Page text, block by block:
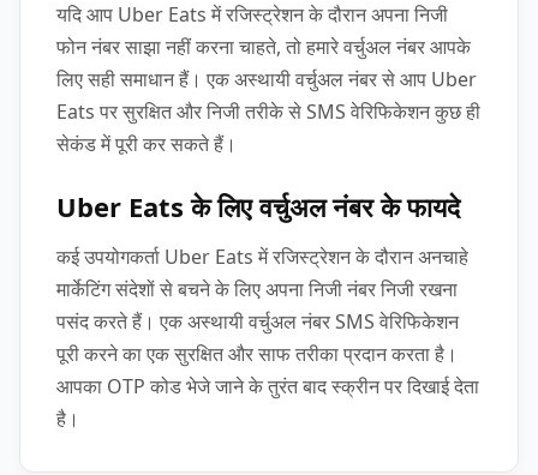
यदि आप Uber Eats में रजिस्ट्रेशन के दौरान अपना निजी
फोन नंबर साझा नहीं करना चाहते, तो हमारे वर्चुअल नंबर आपके
लिए सही समाधान हैं। एक अस्थायी वर्चुअल नंबर से आप Uber
Eats पर सुरक्षित और निजी तरीके से SMS वेरिफिकेशन कुछ ही
सेकंड में पूरी कर सकते हैं।
Uber Eats के लिए वर्चुअल नंबर के फायदे
कई उपयोगकर्ता Uber Eats में रजिस्ट्रेशन के दौरान अनचाहे
मार्केटिंग संदेशों से बचने के लिए अपना निजी नंबर निजी रखना
पसंद करते हैं। एक अस्थायी वर्चुअल नंबर SMS वेरिफिकेशन
पूरी करने का एक सुरक्षित और साफ तरीका प्रदान करता है।
आपका OTP कोड भेजे जाने के तुरंत बाद स्क्रीन पर दिखाई देता
है।